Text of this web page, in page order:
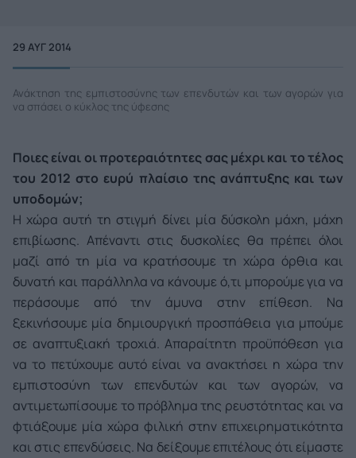
29 ΑΥΓ 2014
Ανάκτηση της εμπιστοσύνης των επενδυτών και των αγορών για
να σπάσει ο κύκλος της ύφεσης
Ποιες είναι οι προτεραιότητες σας μέχρι και το τέλος
του 2012 στο ευρύ πλαίσιο της ανάπτυξης και των
υποδομών;
Η χώρα αυτή τη στιγμή δίνει μία δύσκολη μάχη, μάχη
επιβίωσης. Απέναντι στις δυσκολίες θα πρέπει όλοι
μαζί από τη μία να κρατήσουμε τη χώρα όρθια και
δυνατή και παράλληλα να κάνουμε ό,τι μπορούμε για να
περάσουμε από την άμυνα στην επίθεση. Να
ξεκινήσουμε μία δημιουργική προσπάθεια για μπούμε
σε αναπτυξιακή τροχιά. Απαραίτητη προϋπόθεση για
να το πετύχουμε αυτό είναι να ανακτήσει η χώρα την
εμπιστοσύνη των επενδυτών και των αγορών, να
αντιμετωπίσουμε το πρόβλημα της ρευστότητας και να
φτιάξουμε μία χώρα φιλική στην επιχειρηματικότητα
και στις επενδύσεις. Να δείξουμε επιτέλους ότι είμαστε